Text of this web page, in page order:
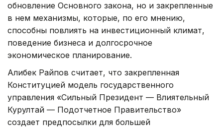
обновление Основного закона, но и закрепленные
в нем механизмы, которые, по его мнению,
способны повлиять на инвестиционный климат,
поведение бизнеса и долгосрочное
экономическое планирование.
Алибек Райпов считает, что закрепленная
Конституцией модель государственного
управления «Сильный Президент — Влиятельный
Курултай — Подотчетное Правительство»
создает предпосылки для большей